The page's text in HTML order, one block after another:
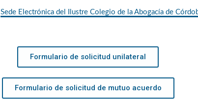
Sede Electrónica del Ilustre Colegio de la Abogacía de
Formulario de solicitud unilateral
Formulario de solicitud de mutuo acuerdo